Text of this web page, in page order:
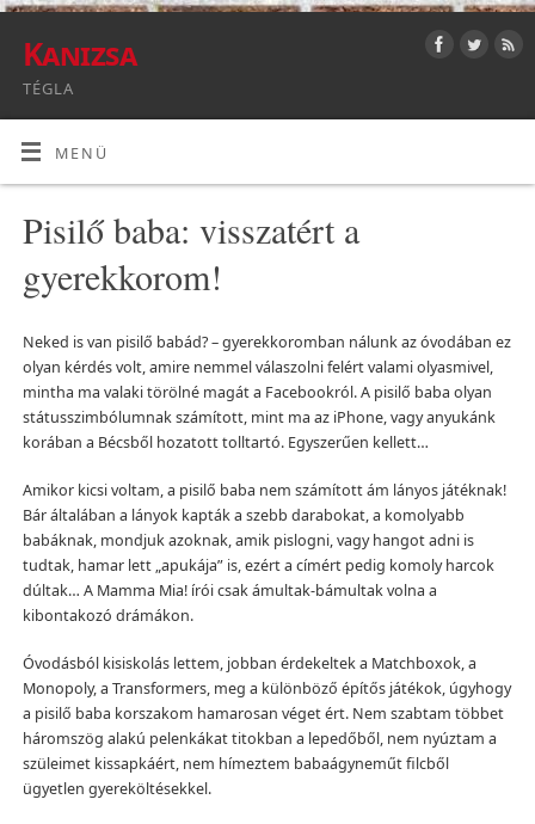
Kanizsa
TÉGLA
MENÜ
Pisilő baba: visszatért a
gyerekkorom!
Neked is van pisilő babád? – gyerekkoromban nálunk az óvodában ez
olyan kérdés volt, amire nemmel válaszolni felért valami olyasmivel,
mintha ma valaki törölné magát a Facebookról. A pisilő baba olyan
státusszimbólumnak számított, mint ma az iPhone, vagy anyukánk
korában a Bécsből hozatott tolltartó. Egyszerűen kellett…
Amikor kicsi voltam, a pisilő baba nem számított ám lányos játéknak!
Bár általában a lányok kapták a szebb darabokat, a komolyabb
babáknak, mondjuk azoknak, amik pislogni, vagy hangot adni is
tudtak, hamar lett „apukája” is, ezért a címért pedig komoly harcok
dúltak… A Mamma Mia! írói csak ámultak-bámultak volna a
kibontakozó drámákon.
Óvodásból kisiskolás lettem, jobban érdekeltek a Matchboxok, a
Monopoly, a Transformers, meg a különböző építős játékok, úgyhogy
a pisilő baba korszakom hamarosan véget ért. Nem szabtam többet
háromszög alakú pelenkákat titokban a lepedőből, nem nyúztam a
szüleimet kissapkáért, nem hímeztem babaágyneműt filcből
ügyetlen gyereköltésekkel.